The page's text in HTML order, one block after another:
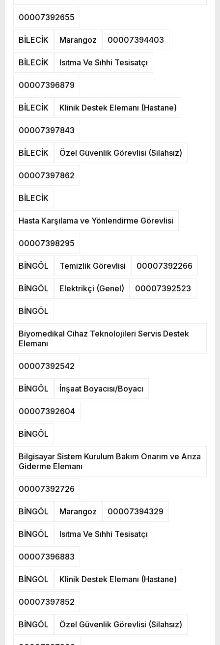
00007392655
BİLECİK Marangoz 00007394403
BİLECİK Isıtma Ve Sıhhi Tesisatçı
00007396879
BİLECİK Klinik Destek Elemanı (Hastane)
00007397843
BİLECİK Özel Güvenlik Görevlisi (Silahsız)
00007397862
BİLECİK
Hasta Karşılama ve Yönlendirme Görevlisi
00007398295
BİNGÖL Temizlik Görevlisi 00007392266
BİNGÖL Elektrikçi (Genel) 00007392523
BİNGÖL
Biyomedikal Cihaz Teknolojileri Servis Destek
Elemanı
00007392542
BİNGÖL İnşaat Boyacısı/Boyacı
00007392604
BİNGÖL
Bilgisayar Sistem Kurulum Bakım Onarım ve Arıza
Giderme Elemanı
00007392726
BİNGÖL Marangoz 00007394329
BİNGÖL Isıtma Ve Sıhhi Tesisatçı
00007396883
BİNGÖL Klinik Destek Elemanı (Hastane)
00007397852
BİNGÖL Özel Güvenlik Görevlisi (Silahsız)